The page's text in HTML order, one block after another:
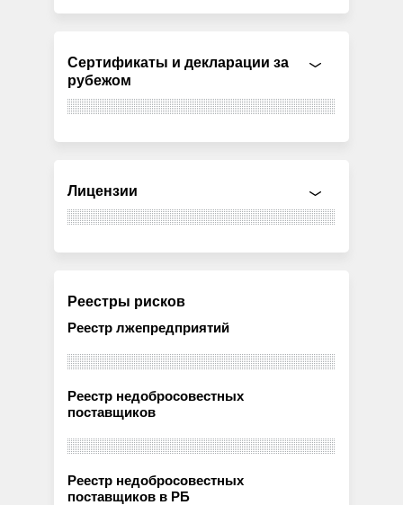
Сертификаты и декларации за
рубежом
Лицензии
Реестры рисков
Реестр лжепредприятий
Реестр недобросовестных
поставщиков
Реестр недобросовестных
поставщиков в РБ